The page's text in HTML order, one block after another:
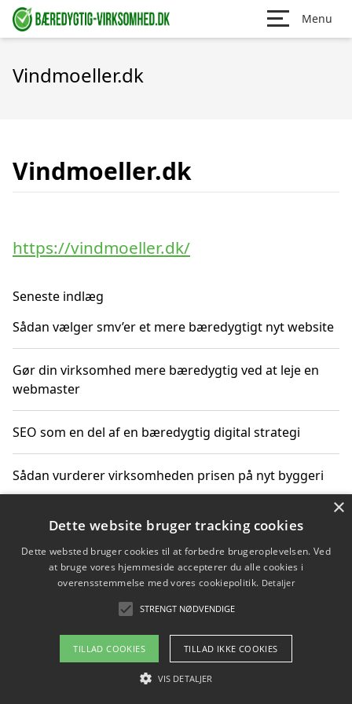
Menu
Vindmoeller.dk
Vindmoeller.dk
https://vindmoeller.dk/
Seneste indlæg
Sådan vælger smv’er et mere bæredygtigt nyt website
Gør din virksomhed mere bæredygtig ved at leje en
webmaster
SEO som en del af en bæredygtig digital strategi
Sådan vurderer virksomheden prisen på nyt byggeri
Sådan får du hjælp til en hjemmeside uden binding
Copyright 2026 - Pilanto Aps
Om / kontakt
Blog Betingelser
×
Dette website bruger tracking cookies
Dette websted bruger cookies til at forbedre brugeroplevelsen. Ved
at bruge vores hjemmeside accepterer du alle cookies i
overensstemmelse med vores cookiepolitik. Detaljer
STRENGT NØDVENDIGE
TILLAD COOKIES TILLAD IKKE COOKIES
VIS DETALJER